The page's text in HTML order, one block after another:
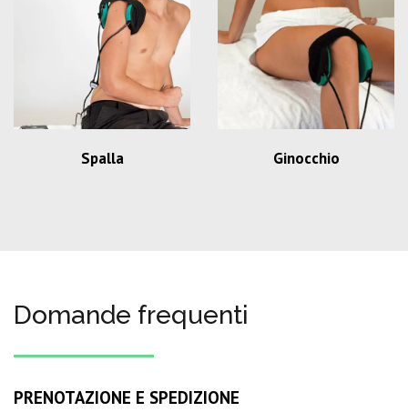
Spalla Ginocchio
Domande frequenti
PRENOTAZIONE E SPEDIZIONE